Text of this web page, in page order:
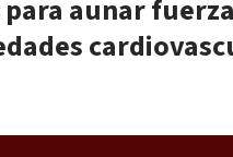
aunar